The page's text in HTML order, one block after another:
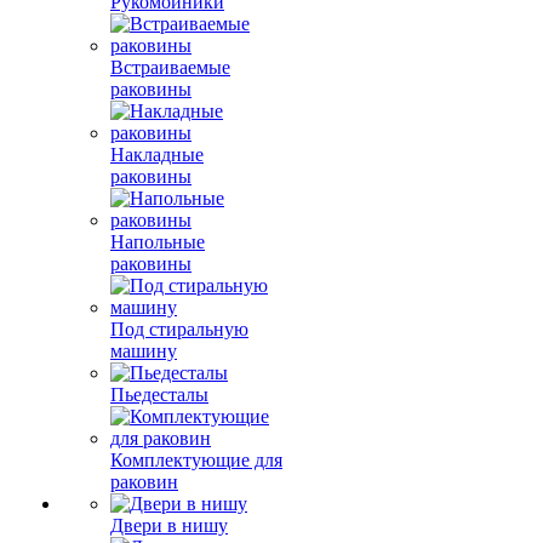
Встраиваемые
раковины
Накладные
раковины
Напольные
раковины
Под стиральную
машину
Пьедесталы
Комплектующие для
раковин
Двери в нишу